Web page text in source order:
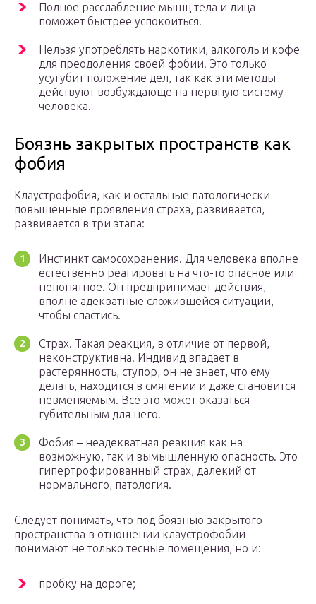
Полное расслабление мышц тела и лица
поможет быстрее успокоиться.
Нельзя употреблять наркотики, алкоголь и кофе
для преодоления своей фобии. Это только
усугубит положение дел, так как эти методы
действуют возбуждающе на нервную систему
человека.
Боязнь закрытых пространств как
фобия
Клаустрофобия, как и остальные патологически
повышенные проявления страха, развивается,
развивается в три этапа:
Инстинкт самосохранения. Для человека вполне
естественно реагировать на что-то опасное или
непонятное. Он предпринимает действия,
вполне адекватные сложившейся ситуации,
чтобы спастись.
Страх. Такая реакция, в отличие от первой,
неконструктивна. Индивид впадает в
растерянность, ступор, он не знает, что ему
делать, находится в смятении и даже становится
невменяемым. Все это может оказаться
губительным для него.
Фобия – неадекватная реакция как на
возможную, так и вымышленную опасность. Это
гипертрофированный страх, далекий от
нормального, патология.
Следует понимать, что под боязнью закрытого
пространства в отношении клаустрофобии
понимают не только тесные помещения, но и:
пробку на дороге;